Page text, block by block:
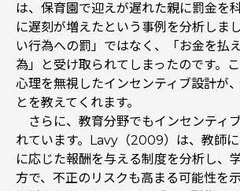
は、保育園で迎えが遅れた親に罰金を
に遅刻が増えたという事例を分析しま
い行為への罰」ではなく、「お金を払
為」と受け取られてしまったのです。
心理を無視したインセンティブ設計が
とを教えてくれます。
さらに、教育分野でもインセンティ
れています。Lavy（2009）は、教師
に応じた報酬を与える制度を分析し、
方で、不正のリスクも高まる可能性を